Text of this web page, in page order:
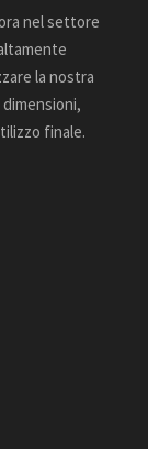
nel settore
la nostra
finale.